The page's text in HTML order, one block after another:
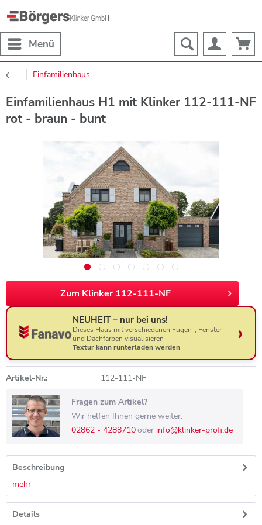
Menü
Einfamilienhaus
Einfamilienhaus H1 mit Klinker 112-111-NF
rot - braun - bunt
Zum Klinker 112-111-NF
NEUHEIT – nur bei uns!
Dieses Haus mit verschiedenen Fugen-, Fenster-
und Dachfarben visualisieren
Textur kann runterladen werden
Artikel-Nr.: 112-111-NF
Fragen zum Artikel?
Wir helfen Ihnen gerne weiter.
02862 - 4288710oder info@klinker-profi.de
Beschreibung
mehr
Details